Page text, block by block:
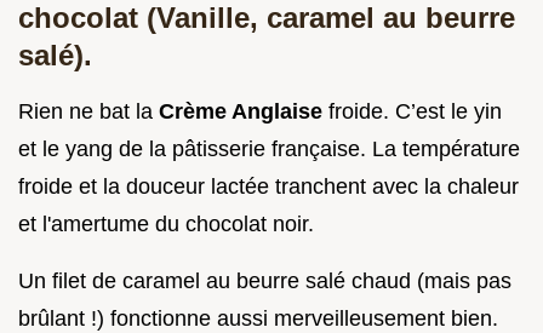
chocolat (Vanille, caramel au beurre
salé).
Rien ne bat la Crème Anglaise froide. C’est le yin
et le yang de la pâtisserie française. La température
froide et la douceur lactée tranchent avec la chaleur
et l'amertume du chocolat noir.
Un filet de caramel au beurre salé chaud (mais pas
brûlant !) fonctionne aussi merveilleusement bien.